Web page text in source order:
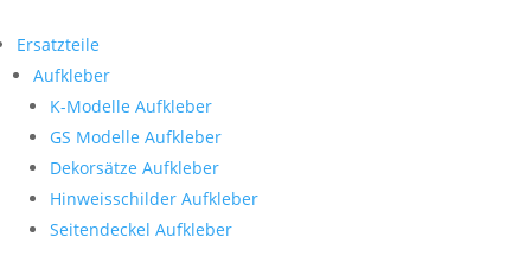
Ersatzteile
Aufkleber
K-Modelle Aufkleber
GS Modelle Aufkleber
Dekorsätze Aufkleber
Hinweisschilder Aufkleber
Seitendeckel Aufkleber